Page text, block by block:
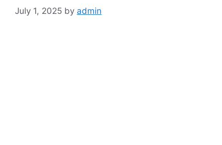
July 1, 2025 by admin